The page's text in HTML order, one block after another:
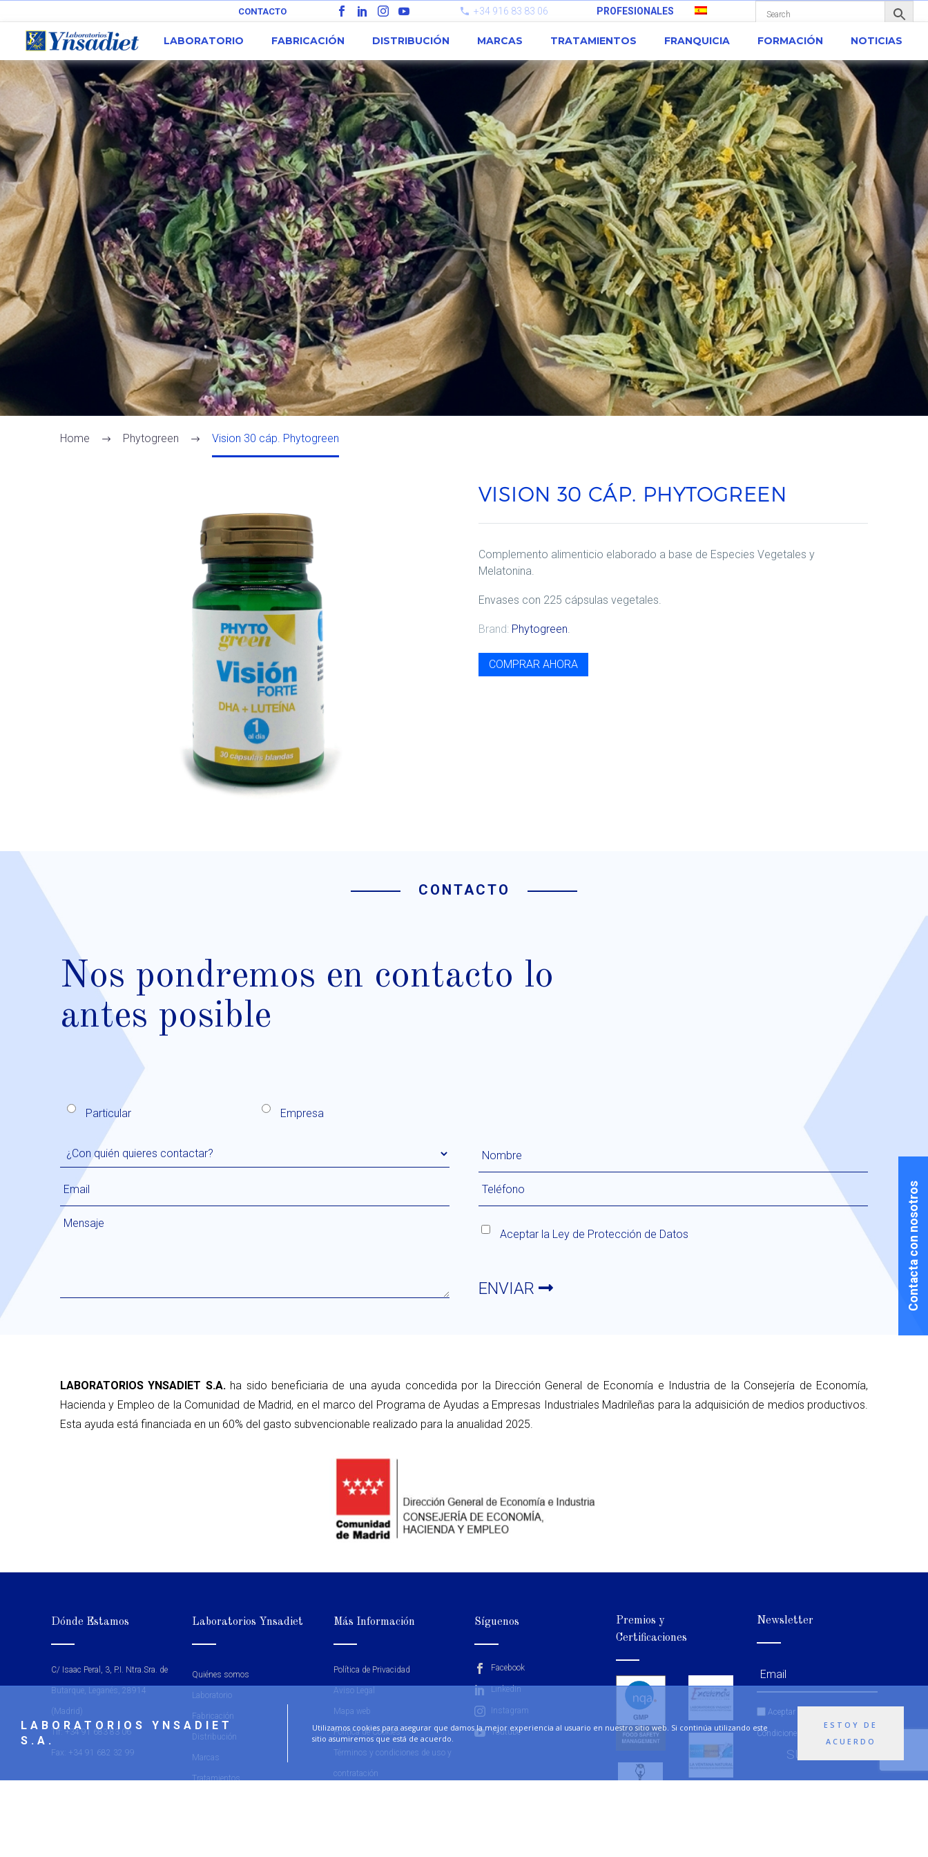
LABORATORIOS YNSADIET
S.A.
Utilizamos cookies para asegurar que damos la mejor experiencia al usuario en nuestro sitio web. Si continúa utilizando este
sitio asumiremos que está de acuerdo.
ESTOY DE
ACUERDO
CONTACTO +34 916 83 83 06 PROFESIONALES
LABORATORIO FABRICACIÓN DISTRIBUCIÓN MARCAS TRATAMIENTOS FRANQUICIA FORMACIÓN NOTICIAS
Home Phytogreen Vision 30 cáp. Phytogreen
VISION 30 CÁP. PHYTOGREEN
Complemento alimenticio elaborado a base de Especies Vegetales y
Melatonina.
Envases con 225 cápsulas vegetales.
Brand: Phytogreen
COMPRAR AHORA
CONTACTO
Nos pondremos en contacto lo
antes posible
Particular Empresa
Aceptar la Ley de Protección de Datos
ENVIAR
LABORATORIOS YNSADIET S.A.ha sido beneficiaria de una ayuda concedida por la Dirección General de Economía e Industria de la Consejería de Economía,
Hacienda y Empleo de la Comunidad de Madrid, en el marco del Programa de Ayudas a Empresas Industriales Madrileñas para la adquisición de medios productivos.
Esta ayuda está financiada en un 60% del gasto subvencionable realizado para la anualidad 2025.
Dónde Estamos
C/ Isaac Peral, 3, P.I. Ntra.Sra. de
Butarque, Leganés, 28914
(Madrid)
Tlf: +34 91 683 83 06
Fax: +34 91 682 32 99
Laboratorios Ynsadiet
Quiénes somos
Laboratorio
Fabricación
Distribución
Marcas
Tratamientos
Más Información
Política de Privacidad
Aviso Legal
Mapa web
Política de Cookies
Términos y condiciones de uso y
contratación
Síguenos
Facebook
LinkedIn
Instagram
Youtube
Premios y
Certificaciones
Newsletter
Aceptar
Condiciones
SUSCRIBETE
Contacta con nosotros